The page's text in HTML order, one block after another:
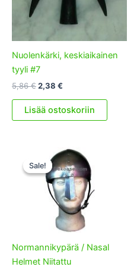
Nuolenkärki, keskiaikainen
tyyli #7
5,86€Alkuperäinen
oli:
5,86 €.
2,38 €
on:
2,38 €.
Lisää ostoskoriin
Sale!
Sale!
Normannikypärä / Nasal
Helmet Niitattu